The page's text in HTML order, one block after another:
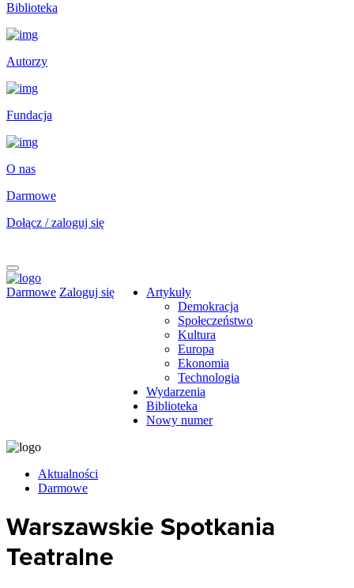
Biblioteka
Autorzy
Fundacja
O nas
Darmowe
Dołącz / zaloguj się
Darmowe Zaloguj się
Artykuły
Demokracja
Społeczeństwo
Kultura
Europa
Ekonomia
Technologia
Wydarzenia
Biblioteka
Nowy numer
Aktualności
Darmowe
Warszawskie Spotkania
Teatralne